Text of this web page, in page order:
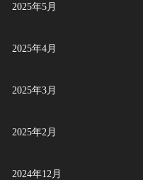
2025年5月
2025年4月
2025年3月
2025年2月
2024年12月